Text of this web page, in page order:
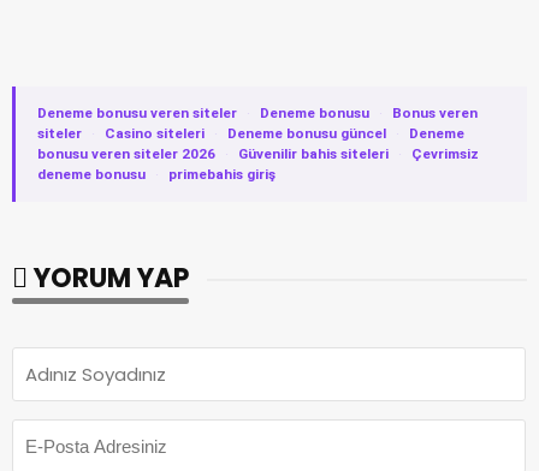
Deneme bonusu veren siteler · Deneme bonusu ·
Bonus veren
siteler
· Casino siteleri · Deneme bonusu güncel ·
Deneme
bonusu veren siteler 2026
· Güvenilir bahis siteleri ·
Çevrimsiz
deneme bonusu
· primebahis giriş
YORUM YAP